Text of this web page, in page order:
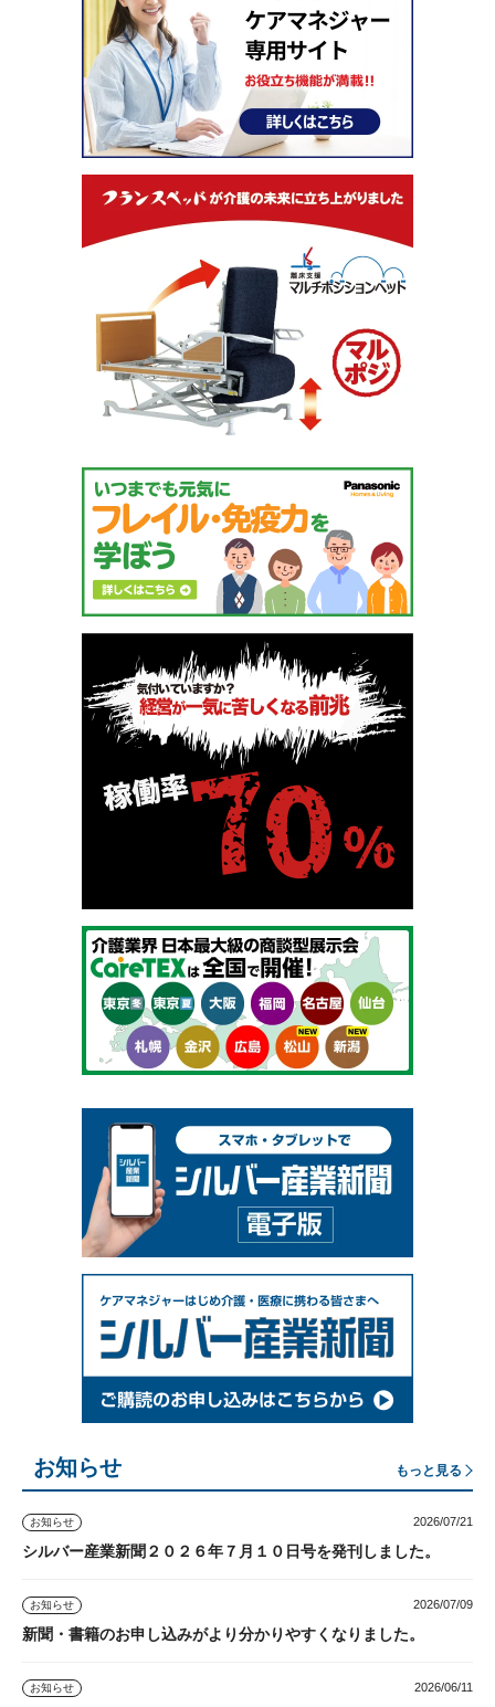
お知らせ もっと見る
お知らせ 2026/07/21
シルバー産業新聞２０２６年７月１０日号を発刊しました。
お知らせ 2026/07/09
新聞・書籍のお申し込みがより分かりやすくなりました。
お知らせ 2026/06/11